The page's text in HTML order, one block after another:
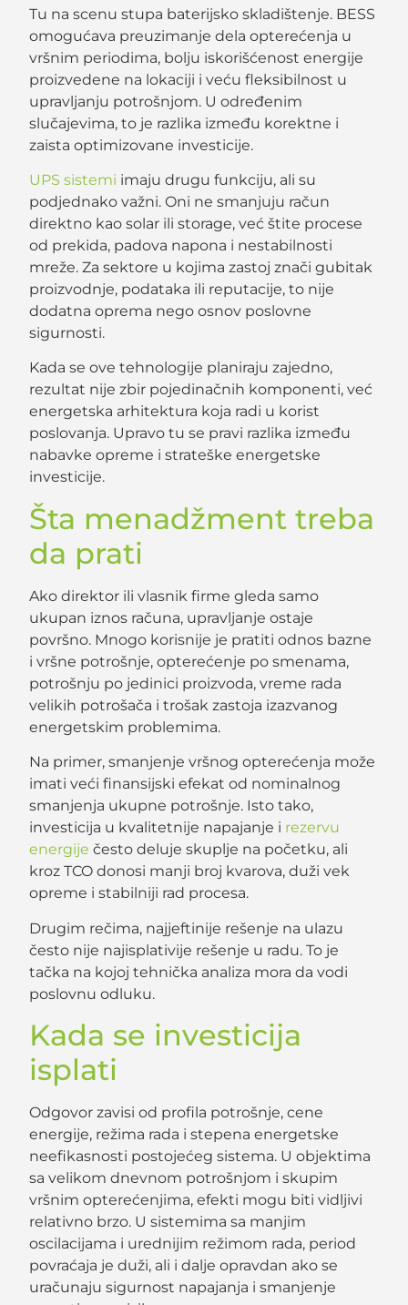
Tu na scenu stupa baterijsko skladištenje. BESS
omogućava preuzimanje dela opterećenja u
vršnim periodima, bolju iskorišćenost energije
proizvedene na lokaciji i veću fleksibilnost u
upravljanju potrošnjom. U određenim
slučajevima, to je razlika između korektne i
zaista optimizovane investicije.
UPS sistemi imaju drugu funkciju, ali su
podjednako važni. Oni ne smanjuju račun
direktno kao solar ili storage, već štite procese
od prekida, padova napona i nestabilnosti
mreže. Za sektore u kojima zastoj znači gubitak
proizvodnje, podataka ili reputacije, to nije
dodatna oprema nego osnov poslovne
sigurnosti.
Kada se ove tehnologije planiraju zajedno,
rezultat nije zbir pojedinačnih komponenti, već
energetska arhitektura koja radi u korist
poslovanja. Upravo tu se pravi razlika između
nabavke opreme i strateške energetske
investicije.
Šta menadžment treba
da prati
Ako direktor ili vlasnik firme gleda samo
ukupan iznos računa, upravljanje ostaje
površno. Mnogo korisnije je pratiti odnos bazne
i vršne potrošnje, opterećenje po smenama,
potrošnju po jedinici proizvoda, vreme rada
velikih potrošača i trošak zastoja izazvanog
energetskim problemima.
Na primer, smanjenje vršnog opterećenja može
imati veći finansijski efekat od nominalnog
smanjenja ukupne potrošnje. Isto tako,
investicija u kvalitetnije napajanje i rezervu
energije često deluje skuplje na početku, ali
kroz TCO donosi manji broj kvarova, duži vek
opreme i stabilniji rad procesa.
Drugim rečima, najjeftinije rešenje na ulazu
često nije najisplativije rešenje u radu. To je
tačka na kojoj tehnička analiza mora da vodi
poslovnu odluku.
Kada se investicija
isplati
Odgovor zavisi od profila potrošnje, cene
energije, režima rada i stepena energetske
neefikasnosti postojećeg sistema. U objektima
sa velikom dnevnom potrošnjom i skupim
vršnim opterećenjima, efekti mogu biti vidljivi
relativno brzo. U sistemima sa manjim
oscilacijama i urednijim režimom rada, period
povraćaja je duži, ali i dalje opravdan ako se
uračunaju sigurnost napajanja i smanjenje